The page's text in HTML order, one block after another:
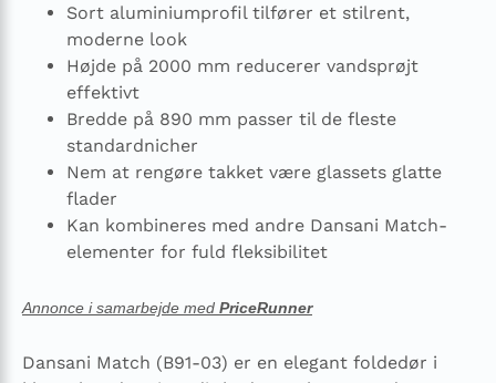
Sort aluminiumprofil tilfører et stilrent,
moderne look
Højde på 2000 mm reducerer vandsprøjt
effektivt
Bredde på 890 mm passer til de fleste
standardnicher
Nem at rengøre takket være glassets glatte
flader
Kan kombineres med andre Dansani Match-
elementer for fuld fleksibilitet
Annonce i samarbejde med PriceRunner
Dansani Match (B91-03) er en elegant foldedør i